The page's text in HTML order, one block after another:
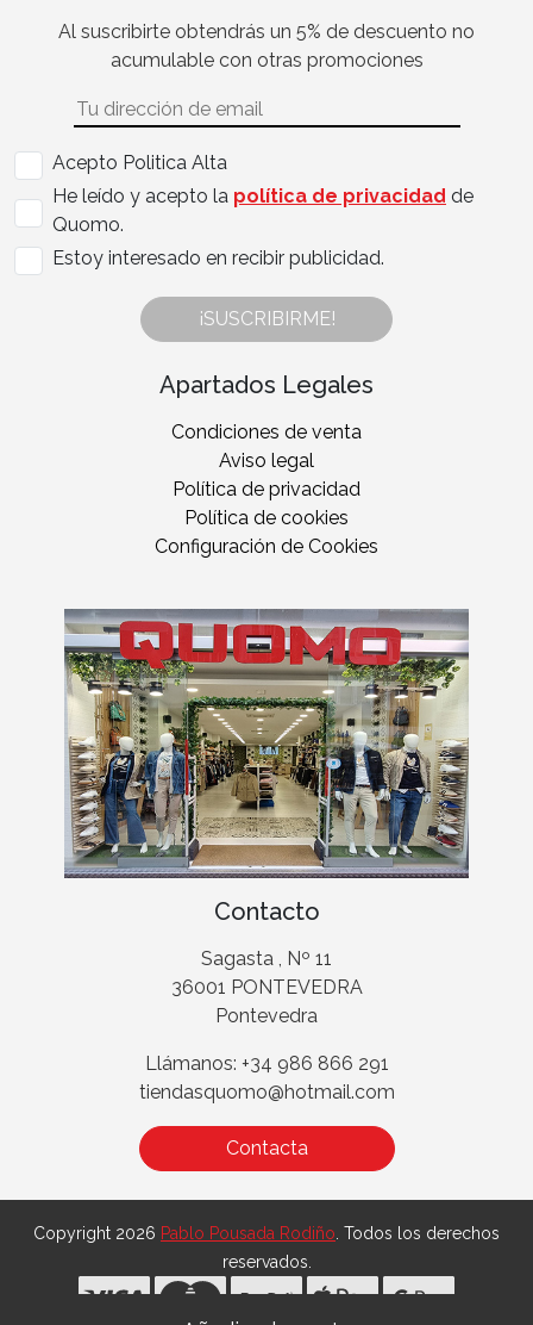
Al suscribirte obtendrás un 5% de descuento no
acumulable con otras promociones
Acepto Politica Alta
He leído y acepto la política de privacidad de
Quomo.
Estoy interesado en recibir publicidad.
¡SUSCRIBIRME!
Apartados Legales
Condiciones de venta
Aviso legal
Política de privacidad
Política de cookies
Configuración de Cookies
Contacto
Sagasta , Nº 11
36001 PONTEVEDRA
Pontevedra
Llámanos: +34 986 866 291
tiendasquomo@hotmail.com
Contacta
Copyright 2026 Pablo Pousada Rodiño . Todos los derechos
reservados.